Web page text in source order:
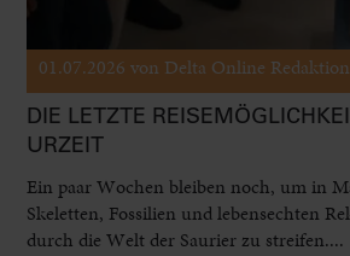
01.07.2026 von Delta Online Redaktion
DIE LETZTE
URZEIT
Ein paar Wochen bleiben noch, um in
Skeletten, Fossilien und lebensechten
durch die Welt der Saurier zu streifen....